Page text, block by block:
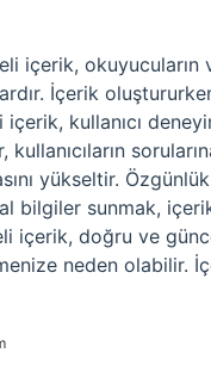
içerik,
İçerik
kullanıcı
kullanıcıların
yükseltir.
bilgiler sunmak,
içerik, doğru ve
neden olabilir.